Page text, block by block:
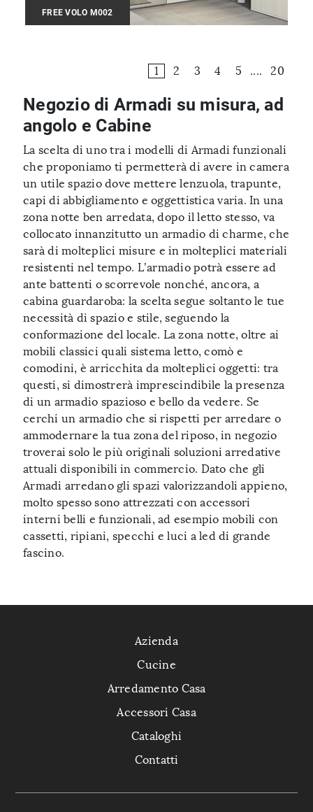
FREE VOLO M002
1 2 3 4 5 .... 20
Negozio di Armadi su misura, ad
angolo e Cabine
La scelta di uno tra i modelli di Armadi funzionali
che proponiamo ti permetterà di avere in camera
un utile spazio dove mettere lenzuola, trapunte,
capi di abbigliamento e oggettistica varia. In una
zona notte ben arredata, dopo il letto stesso, va
collocato innanzitutto un armadio di charme, che
sarà di molteplici misure e in molteplici materiali
resistenti nel tempo. L’armadio potrà essere ad
ante battenti o scorrevole nonché, ancora, a
cabina guardaroba: la scelta segue soltanto le tue
necessità di spazio e stile, seguendo la
conformazione del locale. La zona notte, oltre ai
mobili classici quali sistema letto, comò e
comodini, è arricchita da molteplici oggetti: tra
questi, si dimostrerà imprescindibile la presenza
di un armadio spazioso e bello da vedere. Se
cerchi un armadio che si rispetti per arredare o
ammodernare la tua zona del riposo, in negozio
troverai solo le più originali soluzioni arredative
attuali disponibili in commercio. Dato che gli
Armadi arredano gli spazi valorizzandoli appieno,
molto spesso sono attrezzati con accessori
interni belli e funzionali, ad esempio mobili con
cassetti, ripiani, specchi e luci a led di grande
fascino.
Azienda
Cucine
Arredamento Casa
Accessori Casa
Cataloghi
Contatti